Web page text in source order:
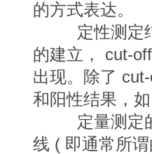
的方式表达。
定性测定
的建立，
cut-off
出现。除了
和阳性结果，如
定量测定
线 ( 即通常所